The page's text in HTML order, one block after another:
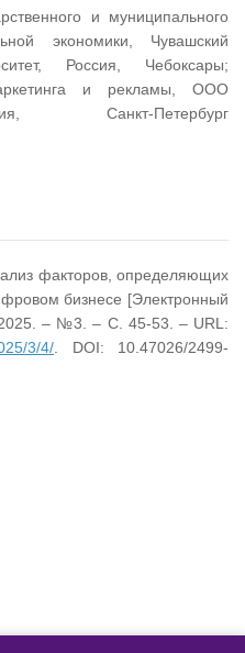
и муниципального
экономики, Чувашский
Россия, Чебоксары;
и рекламы, ООО
Санкт-Петербург
факторов, определяющих
бизнесе [Электронный
– №3. – С. 45-53. – URL:
3/4/ . DOI: 10.47026/2499-